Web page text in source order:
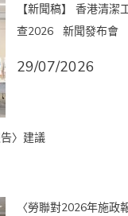
【新聞稿】 香港清潔
查2026 新聞發布會
29/07/2026
〉建議
〈勞聯對2026年施政